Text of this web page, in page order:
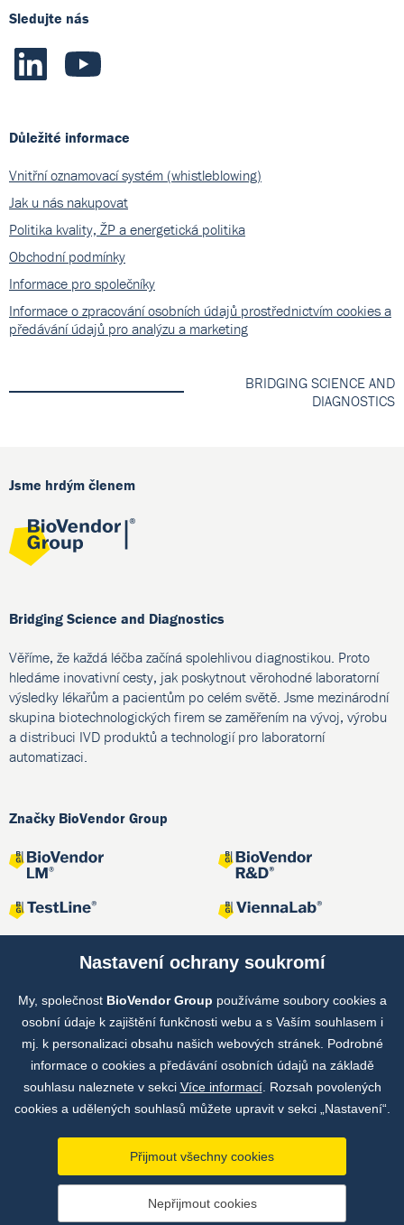
Sledujte nás
Důležité informace
Vnitřní oznamovací systém (whistleblowing)
Jak u nás nakupovat
Politika kvality, ŽP a energetická politika
Obchodní podmínky
Informace pro společníky
Informace o zpracování osobních údajů prostřednictvím cookies a
předávání údajů pro analýzu a marketing
BRIDGING SCIENCE AND
DIAGNOSTICS
Jsme hrdým členem
Bridging Science and Diagnostics
Věříme, že každá léčba začíná spolehlivou diagnostikou. Proto
hledáme inovativní cesty, jak poskytnout věrohodné laboratorní
výsledky lékařům a pacientům po celém světě. Jsme mezinárodní
skupina biotechnologických firem se zaměřením na vývoj, výrobu
a distribuci IVD produktů a technologií pro laboratorní
automatizaci.
Značky BioVendor Group
Společné projekty
Copyright © by BioVendor Group 2026
Nastavení ochrany soukromí
My, společnost BioVendor Group používáme soubory cookies a
osobní údaje k zajištění funkčnosti webu a s Vaším souhlasem i
mj. k personalizaci obsahu našich webových stránek. Podrobné
informace o cookies a předávání osobních údajů na základě
souhlasu naleznete v sekci Více informací. Rozsah povolených
cookies a udělených souhlasů můžete upravit v sekci „Nastavení“.
Přijmout všechny cookies
Nepřijmout cookies